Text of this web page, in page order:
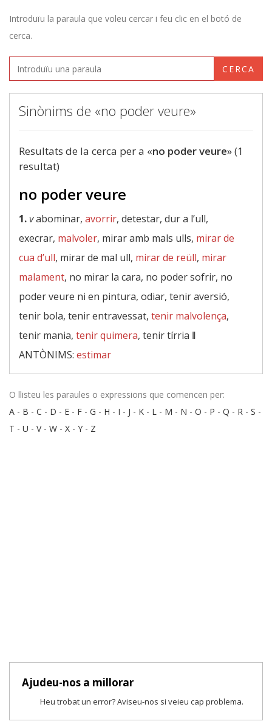
Introduïu la paraula que voleu cercar i feu clic en el botó de
cerca.
CERCA
Sinònims de «no poder veure»
Resultats de la cerca per a «no poder veure» (1
resultat)
no poder veure
1.vabominar, avorrir, detestar, dur a l’ull,
execrar, malvoler, mirar amb mals ulls, mirar de
cua d’ull, mirar de mal ull, mirar de reüll, mirar
malament, no mirar la cara, no poder sofrir, no
poder veure ni en pintura, odiar, tenir aversió,
tenir bola, tenir entravessat, tenir malvolença,
tenir mania, tenir quimera, tenir tírria ‖
ANTÒNIMS: estimar
O llisteu les paraules o expressions que comencen per:
A - B - C - D - E - F - G - H - I - J - K - L - M - N - O - P - Q - R - S -
T - U - V- W - X - Y - Z
Ajudeu-nos a millorar
Heu trobat un error? Aviseu-nos si veieu cap problema.